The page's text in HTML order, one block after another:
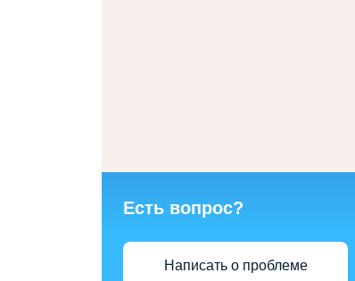
Есть вопрос?
Написать о проблеме